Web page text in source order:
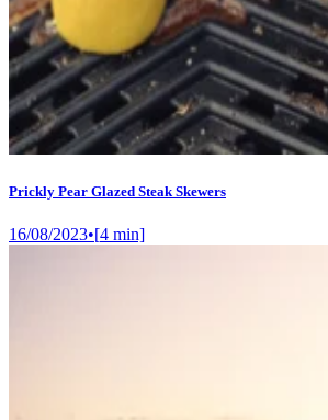
Prickly Pear Glazed Steak Skewers
16/08/2023•[4 min]